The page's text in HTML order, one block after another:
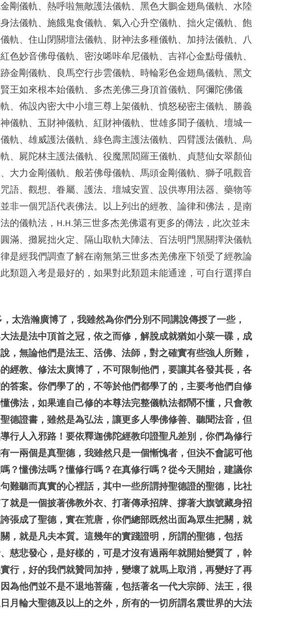
剛儀軌、熱呼啦無敵護法儀軌、黑色大鵬金翅鳥儀軌、水陸
法儀軌、施餓鬼食儀軌、氣入心升空儀軌、拙火定儀軌、飽
軌、住山閉關壇法儀軌、財神法多種儀軌、加持法儀軌、八
妙音佛母儀軌、密汝唏咔牟尼儀軌、吉祥心金點母儀軌、
金剛儀軌、良馬空行步雲儀軌、時輪彩色金翅鳥儀軌、黑文
王如來根本始儀軌、多杰羌佛三身頂首儀軌、阿彌陀佛儀
、佈設內密大中小壇三尊上架儀軌、憤怒秘密主儀軌、勝義
儀軌、五財神儀軌、紅財神儀軌、世雄多聞子儀軌、壇城一
軌、雄威護法儀軌、綠色壽主護法儀軌、四臂護法儀軌、烏
、屍陀林主護法儀軌、役魔黑閻羅王儀軌、貞慧仙女翠顏仙
大力金剛儀軌、般若佛母儀軌、馬頭金剛儀軌、獅子吼觀音
語、觀想、眷屬、護法、壇城安置、設供專用法器、藥物等
非一個咒語代表佛法。以上列出的經教、論律和佛法，是南
的儀軌法，H.H.第三世多杰羌佛還有更多的傳法，此次並未
滿、攤屍拙火定、隔山取軌大陣法、百法明門黑關擇決儀軌
是經我們調查了解在南無第三世多杰羌佛座下領受了經教論
類題入考是最好的，如果對此類題未能通達，可自行選擇自
太浩瀚廣博了，我雖然為你們分別不同講說傳授了一些，
法是法中頂首之冠，依之而修，解脫成就猶如小菜一碟，成
，無論他們是法王、活佛、法師，對之確實有些強人所難，
經教、修法太廣博了，不可限制他們，要讓其各發其長，各
答案。你們學了的，不等於他們都學了的，主要考他們自修
佛法，如果連自己修的本尊法完整儀軌法都鬧不懂，只會教
德證書，雖然是為弘法，讓更多人學佛修善、聽聞法音，但
行人入邪路！要依釋迦佛陀經教印證聖凡差別，你們為修行
一兩個是真聖德，我雖然只是一個慚愧者，但決不會認可他
？懂佛法嗎？懂修行嗎？在真修行嗎？從今天開始，建議你
難聽而真實的心裡話，其中一些所謂持聖德證的聖德，比社
就是一個披著佛教外衣、打著傳承招牌、撐著大旗號藏身招
張成了聖德，實在荒唐，你們總部既然出面為眾生把關，就
，就是凡夫本質。這幾年的實踐證明，所謂的聖德，包括
慈悲發心，是好樣的，可是才沒有過兩年就開始變質了，幹
行，好的我們就贊同加持，變壞了就馬上取消，再變好了再
為他們並不是不退地菩薩，包括著名一代大宗師、法王，很
月輪大聖德及以上的之外，所有的一切所謂名震世界的大法